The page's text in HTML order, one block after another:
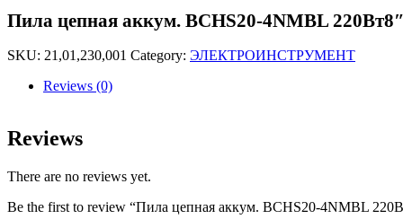
Пила цепная аккум. BCHS20-4NMBL
SKU: 21,01,230,001 Category: ЭЛЕКТРОИНСТРУМЕНТ
Reviews (0)
Reviews
There are no reviews yet.
Be the first to review “Пила цепная аккум. BCHS20-4NMBL